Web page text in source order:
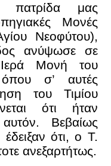
πατρίδα μας
Μονές
Νεοφύτου),
ανύψωσε σε
Μονή του
σ’ αυτές
του Τιμίου
ότι ήταν
Βεβαίως
ότι, ο Τ.
ανεξαρτήτως.